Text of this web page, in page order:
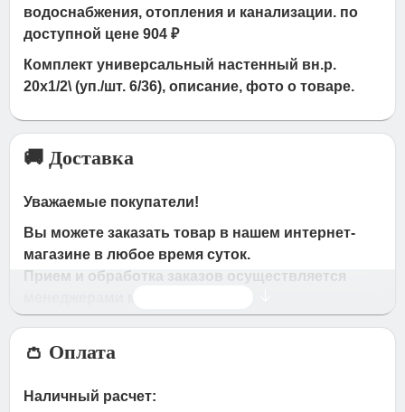
водоснабжения, отопления и канализации. по
доступной цене 904 ₽
Комплект универсальный настенный вн.р.
20х1/2\ (уп./шт. 6/36), описание, фото о товаре.
🚚 Доставка
Уважаемые покупатели!
Вы можете заказать товар в нашем интернет-
магазине в любое время суток.
Прием и обработка заказов осуществляется
Время работы магазина:
с 09:00 дo 19:00
👛 Оплата
Наличный расчет: